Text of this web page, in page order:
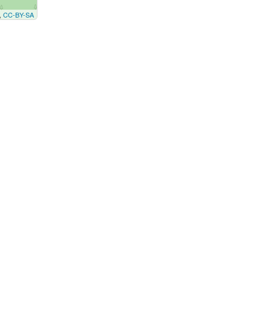
CC-BY-SA